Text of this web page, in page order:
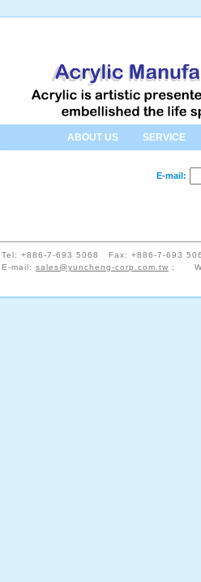
ABOUT US SERVICE
E-mail:
Tel: +886-7-693 5068 Fax: +886-7-693
E-mail: sales@yuncheng-corp.com.tw ;